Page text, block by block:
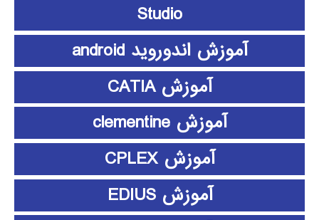
Studio
آموزش اندوروید android
آموزش CATIA
آموزش clementine
آموزش CPLEX
آموزش EDIUS